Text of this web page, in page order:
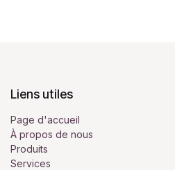
Liens utiles
Page d'accueil
À propos de nous
Produits
Services